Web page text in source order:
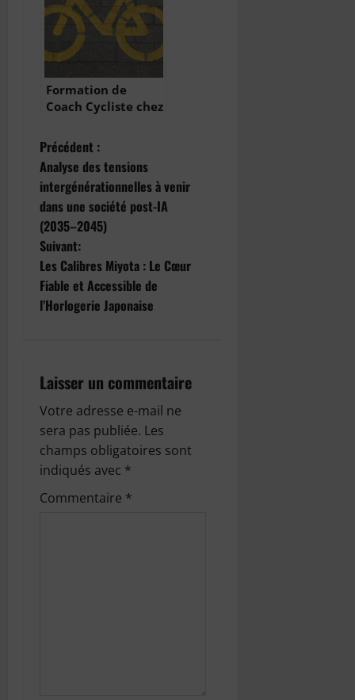
Formation de
Coach Cycliste chez
N
a
v
i
g
a
i
o
n
d
Précédent :
Analyse des tensions
intergénérationnelles à venir
dans une société post-IA
(2035–2045)
Suivant:
Les Calibres Miyota : Le Cœur
Fiable et Accessible de
l’Horlogerie Japonaise
Laisser un commentaire
Votre adresse e-mail ne
sera pas publiée. Les
champs obligatoires sont
indiqués avec *
Commentaire *